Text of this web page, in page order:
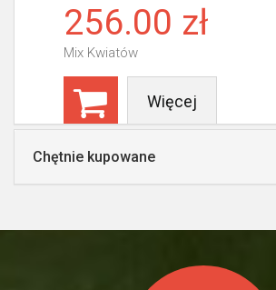
256.00 zł
Mix Kwiatów
Więcej
Chętnie kupowane